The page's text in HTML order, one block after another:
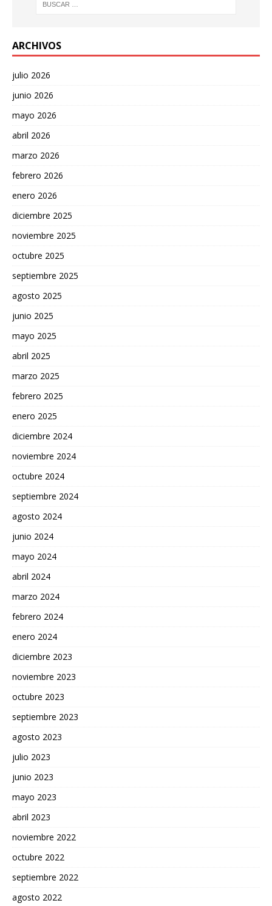
ARCHIVOS
julio 2026
junio 2026
mayo 2026
abril 2026
marzo 2026
febrero 2026
enero 2026
diciembre 2025
noviembre 2025
octubre 2025
septiembre 2025
agosto 2025
junio 2025
mayo 2025
abril 2025
marzo 2025
febrero 2025
enero 2025
diciembre 2024
noviembre 2024
octubre 2024
septiembre 2024
agosto 2024
junio 2024
mayo 2024
abril 2024
marzo 2024
febrero 2024
enero 2024
diciembre 2023
noviembre 2023
octubre 2023
septiembre 2023
agosto 2023
julio 2023
junio 2023
mayo 2023
abril 2023
noviembre 2022
octubre 2022
septiembre 2022
agosto 2022